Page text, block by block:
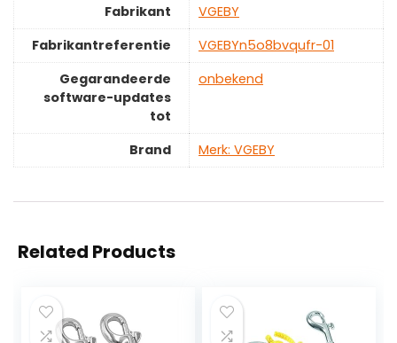
Fabrikant
‎VGEBY
Fabrikantreferentie
‎VGEBYn5o8bvqufr-01
Gegarandeerde
software-updates
tot
‎onbekend
Brand Merk: VGEBY
Related Products